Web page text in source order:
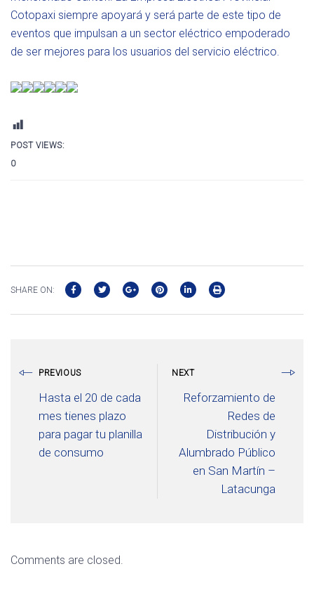
Cotopaxi siempre apoyará y será parte de este tipo de
eventos que impulsan a un sector eléctrico empoderado
de ser mejores para los usuarios del servicio eléctrico.
POST VIEWS:
0
SHARE ON:
PREVIOUS
Hasta el 20 de cada
mes tienes plazo
para pagar tu planilla
de consumo
NEXT
Reforzamiento de
Redes de
Distribución y
Alumbrado Público
en San Martín –
Latacunga
Comments are closed.